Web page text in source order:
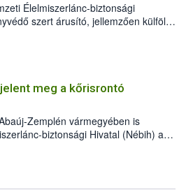
Élelmiszerlánc-biztonsági
szert árusító, jellemzően külföldi
Emellett az ilyen
is
szerek kapcsán
valamint a webáruházakból való
meg a kőrisrontó
Zemplén vármegyében is
biztonsági Hivatal (Nébih) a
(Agrilus planipennis) jelenlétét. A
találták meg, de már fertőzött
az intézkedéseket a szlovák